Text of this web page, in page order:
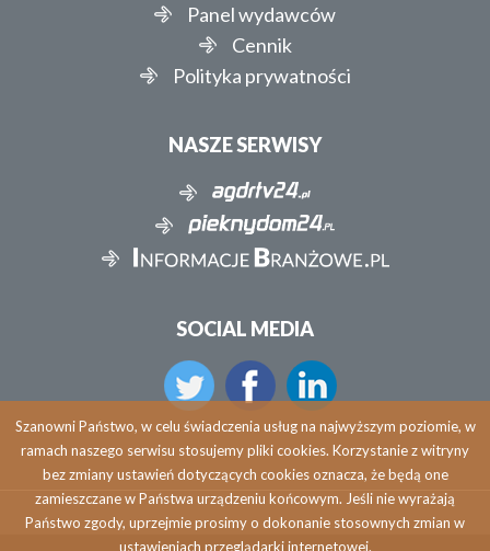
Panel wydawców
Cennik
Polityka prywatności
NASZE SERWISY
SOCIAL MEDIA
Szanowni Państwo, w celu świadczenia usług na najwyższym poziomie, w
ramach naszego serwisu stosujemy pliki cookies. Korzystanie z witryny
bez zmiany ustawień dotyczących cookies oznacza, że będą one
zamieszczane w Państwa urządzeniu końcowym. Jeśli nie wyrażają
Państwo zgody, uprzejmie prosimy o dokonanie stosownych zmian w
ustawieniach przeglądarki internetowej.